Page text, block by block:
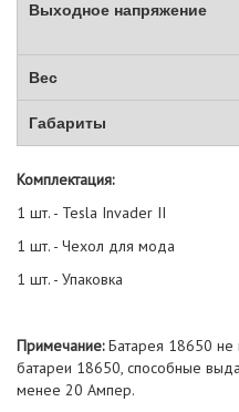
Выходное напряжение
Вес
Габариты
Комплектация:
1 шт. - Tesla Invader II
1 шт. - Чехол для мода
1 шт. - Упаковка
Примечание:Батарея 18650 не
батареи 18650, способные
менее 20 Ампер.